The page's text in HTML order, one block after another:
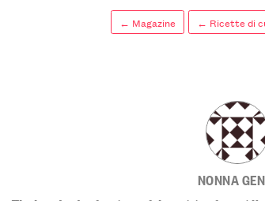
← Magazine ← Ricette di
NONNA